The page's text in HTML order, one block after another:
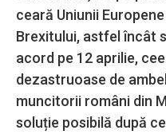
ceară Uniunii
Brexitului, astfel încât
acord pe 12 aprilie,
dezastruoase de
muncitorii români din
soluție posibilă după